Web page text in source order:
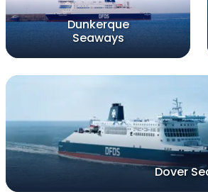
Dunkerque
Seaways
Dover